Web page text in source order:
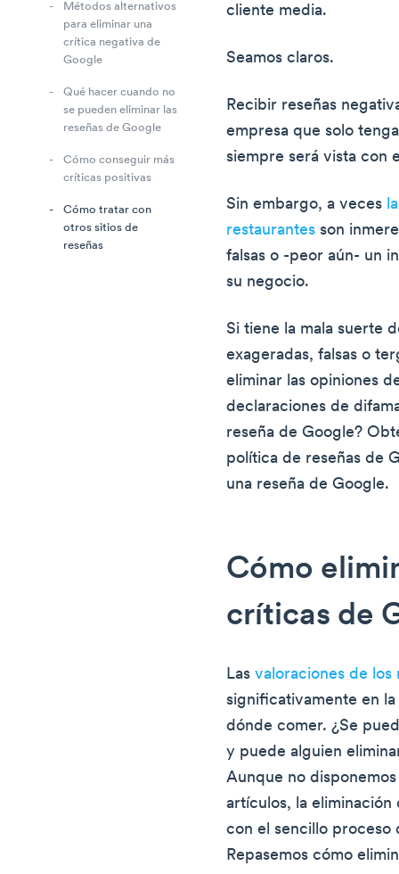
Métodos alternativos
para eliminar una
crítica negativa de
Google
Qué hacer cuando no
se pueden eliminar las
reseñas de Google
Cómo conseguir más
críticas positivas
Cómo tratar con
otros sitios de
reseñas
cliente media.
Seamos claros.
Recibir reseñas
empresa que solo
siempre será vista con
Sin embargo, a veces
restaurantes son
falsas o -peor aún- un
su negocio.
Si tiene la mala suerte
exageradas, falsas o
eliminar las opiniones
declaraciones de
reseña de Google?
política de reseñas de
una reseña de Google.
Cómo
críticas de
Lasvaloraciones de los
significativamente en
dónde comer. ¿Se
y puede alguien
Aunque no
artículos, la
con el sencillo proceso
Repasemos cómo